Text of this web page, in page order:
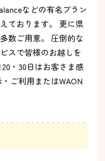
などの有名ブラン
ております。 更に県
数ご用意。 圧倒的な
スで皆様のお越しを
・30日はお客さま感
ご利用またはWAON